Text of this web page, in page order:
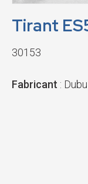
Tirant
30153
Fabricant :